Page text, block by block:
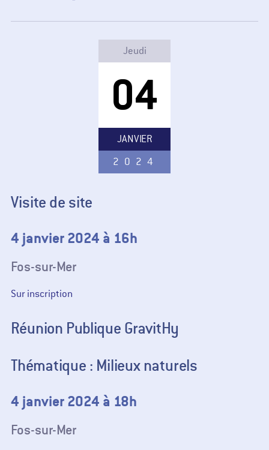
Jeudi
04
JANVIER
2024
Visite de site
4 janvier 2024 à 16h
Fos-sur-Mer
Sur inscription
Réunion Publique GravitHy
Thématique : Milieux naturels
4 janvier 2024 à 18h
Fos-sur-Mer